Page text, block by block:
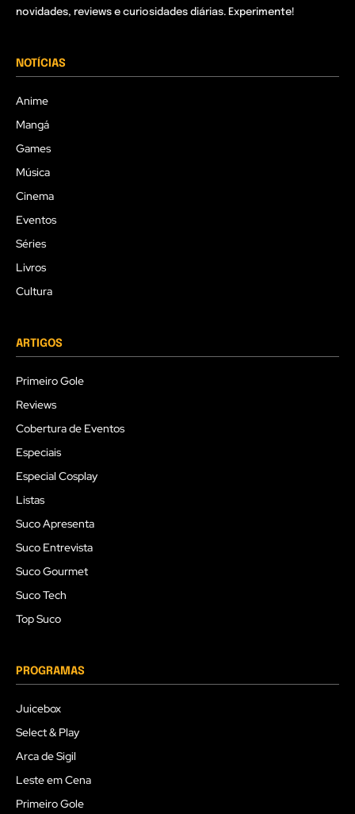
novidades, reviews e curiosidades diárias. Experimente!
NOTÍCIAS
Anime
Mangá
Games
Música
Cinema
Eventos
Séries
Livros
Cultura
ARTIGOS
Primeiro Gole
Reviews
Cobertura de Eventos
Especiais
Especial Cosplay
Listas
Suco Apresenta
Suco Entrevista
Suco Gourmet
Suco Tech
Top Suco
PROGRAMAS
Juicebox
Select & Play
Arca de Sigil
Leste em Cena
Primeiro Gole